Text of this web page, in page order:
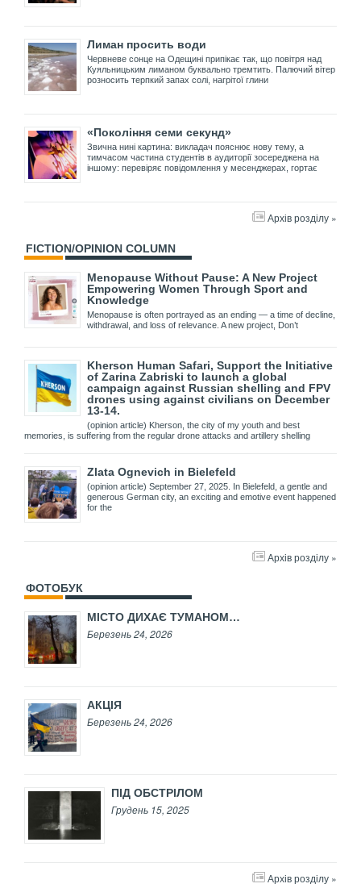
Лиман просить води
Червневе сонце на Одещині припікає так, що повітря над
Куяльницьким лиманом буквально тремтить. Палючий вітер
розносить терпкий запах солі, нагрітої глини
«Покоління семи секунд»
Звична нині картина: викладач пояснює нову тему, а
тимчасом частина студентів в аудиторії зосереджена на
іншому: перевіряє повідомлення у месенджерах, гортає
Архів розділу »
FICTION/OPINION COLUMN
Menopause Without Pause: A New Project
Empowering Women Through Sport and
Knowledge
Menopause is often portrayed as an ending — a time of decline,
withdrawal, and loss of relevance. A new project, Don’t
Kherson Human Safari, Support the Initiative
of Zarina Zabriski to launch a global
campaign against Russian shelling and FPV
drones using against civilians on December
13-14.
(opinion article) Kherson, the city of my youth and best
memories, is suffering from the regular drone attacks and artillery shelling
Zlata Ognevich in Bielefeld
(opinion article) September 27, 2025. In Bielefeld, a gentle and
generous German city, an exciting and emotive event happened
for the
Архів розділу »
ФОТОБУК
МІСТО ДИХАЄ ТУМАНОМ…
Березень 24, 2026
АКЦІЯ
Березень 24, 2026
ПІД ОБСТРІЛОМ
Грудень 15, 2025
Архів розділу »